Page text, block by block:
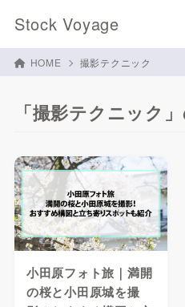
Stock Voyage
HOME 撮影テクニック
「撮影テクニック
小田原フォト旅｜満開
の桜と小田原城を撮